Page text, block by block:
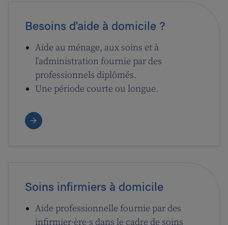
Besoins d'aide à domicile ?
Aide au ménage, aux soins et à
l’administration fournie par des
professionnels diplômés.
Une période courte ou longue.
Soins infirmiers à domicile
Aide professionnelle fournie par des
infirmier·ère·s dans le cadre de soins